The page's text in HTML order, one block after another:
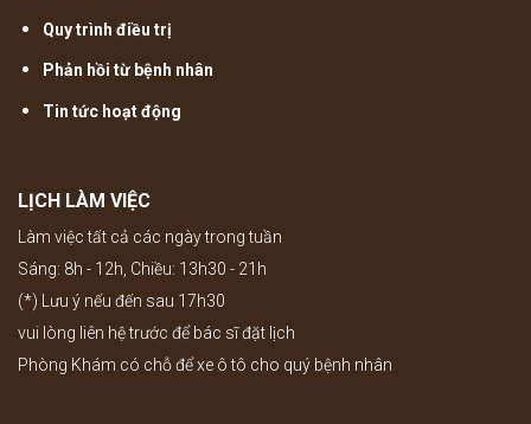
Quy trình điều trị
Phản hồi từ bệnh nhân
Tin tức hoạt động
LỊCH LÀM VIỆC
Làm việc tất cả các ngày trong tuần
Sáng: 8h - 12h, Chiều: 13h30 - 21h
(*) Lưu ý nếu đến sau 17h30
vui lòng liên hệ trước để bác sĩ đặt lịch
Phòng Khám có chỗ để xe ô tô cho quý bệnh nhân